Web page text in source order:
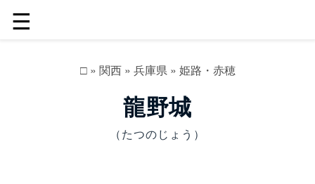
☰
□» 関西» 兵庫県» 姫路・赤穂
龍野城
（たつのじょう）